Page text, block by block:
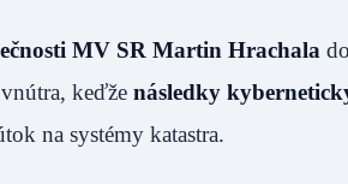
MV SR Martin Hrachala
keďže následky
na systémy katastra.